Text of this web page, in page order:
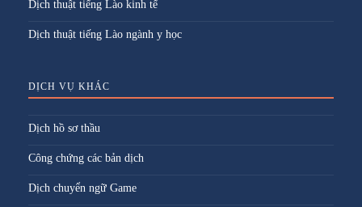
Dịch thuật tiếng Lào kinh tế
Dịch thuật tiếng Lào ngành y học
DỊCH VỤ KHÁC
Dịch hồ sơ thầu
Công chứng các bản dịch
Dịch chuyển ngữ Game